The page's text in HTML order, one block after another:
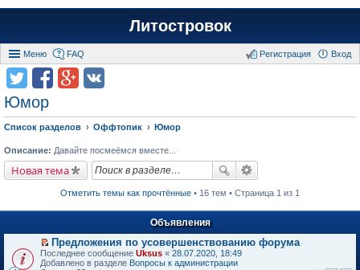
Литостровок
Меню FAQ Вход
Регистрация
Юмор
Список разделов Оффтопик Юмор
Описание: Давайте посмеёмся вместе...
Новая тема
Отметить темы как прочтённые • 16 тем • Страница 1 из 1
Объявления
П
е
Предложения по усовершенствованию форума
Последнее сообщение Uksus « 28.07.2020, 18:49
Добавлено в разделе Вопросы к администрации